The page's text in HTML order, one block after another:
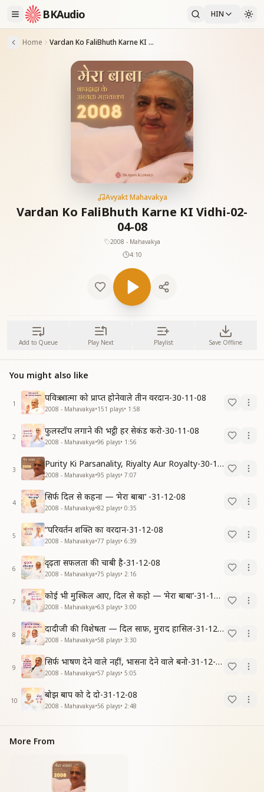
BKAudio HIN
Home Vardan Ko FaliBhuth Karne KI Vidhi-02-04-08
Avyakt Mahavakya
Vardan Ko FaliBhuth Karne KI Vidhi-02-
04-08
2008 - Mahavakya
4:10
Add to Queue Play Next Playlist Save Offline
You might also like
1
पवित्र आत्मा को प्राप्त होनेवाले तीन वरदान-30-11-08
2008 - Mahavakya•151 plays• 1:58
2
फुलस्टॉप लगाने की भट्ठी हर सेकंड करो-30-11-08
2008 - Mahavakya•96 plays• 1:56
3
Purity Ki Parsanality, Riyalty Aur Royalty-30-11-08
2008 - Mahavakya•95 plays• 7:07
4
सिर्फ दिल से कहना — ‘मेरा बाबा’ -31-12-08
2008 - Mahavakya•82 plays• 0:35
5
“परिवर्तन शक्ति का वरदान-31-12-08
2008 - Mahavakya•77 plays• 6:39
6
दृढ़ता सफलता की चाबी है-31-12-08
2008 - Mahavakya•75 plays• 2:16
7
कोई भी मुश्किल आए, दिल से कहो — ‘मेरा बाबा’-31-12-08
2008 - Mahavakya•63 plays• 3:00
8
दादीजी की विशेषता — दिल साफ़, मुराद हासिल-31-12-08
2008 - Mahavakya•58 plays• 3:30
9
सिर्फ भाषण देने वाले नहीं, भासना देने वाले बनो-31-12-08
2008 - Mahavakya•57 plays• 5:05
10
बोझ बाप को दे दो-31-12-08
2008 - Mahavakya•56 plays• 2:48
More From